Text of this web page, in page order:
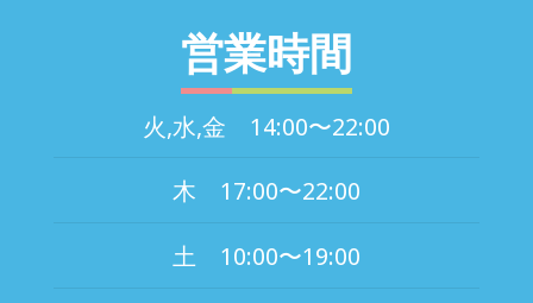
営業時間
火,水,金 14:00〜22:00
木 17:00〜22:00
土 10:00〜19:00